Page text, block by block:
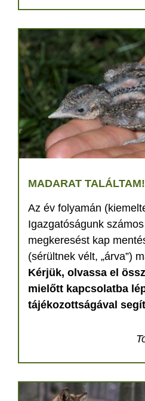
MADARAT
Az év folyamán
Igazgatóságunk
megkeresést kap
(sérültnek vélt, „árva”)
Kérjük, olvassa el
mielőtt kapcsolatba
tájékozottságával